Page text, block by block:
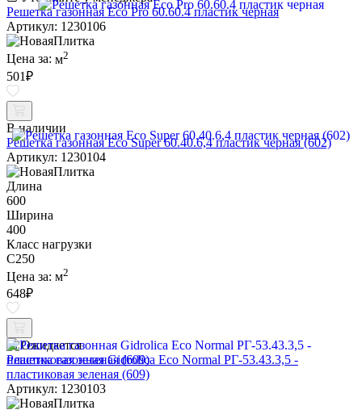
Решетка газонная Eco Pro 60.60.4 пластик черная
Артикул: 1230106
Цена за: м2
501₽
В наличии
Решетка газонная Eco Super 60.40.6,4 пластик черная (602)
Артикул: 1230104
Длина
600
Ширина
400
Класс нагрузки
C250
Цена за: м2
648₽
Ожидается
Решетка газонная Gidrolica Eco Normal РГ-53.43.3,5 -
пластиковая зеленая (609)
Артикул: 1230103